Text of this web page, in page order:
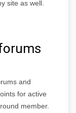
site as well.
and
for active
member.